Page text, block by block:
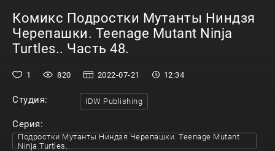
Комикс Подростки Мутанты Ниндзя
Черепашки. Teenage Mutant Ninja
Turtles.. Часть 48.
1 820 2022-07-21 12:34
Студия: IDW Publishing
Серия:
Подростки Мутанты Ниндзя Черепашки. Teenage Mutant
Ninja Turtles.